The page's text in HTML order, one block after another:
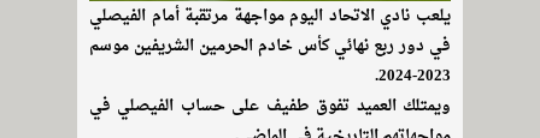
يلعب نادي الاتحاد اليوم مواجهة مرتقبة أمام الفيصلي
في دور ربع نهائي كأس خادم الحرمين الشريفين موسم
2023-2024.
ويمتلك العميد تفوق طفيف على حساب الفيصلي في